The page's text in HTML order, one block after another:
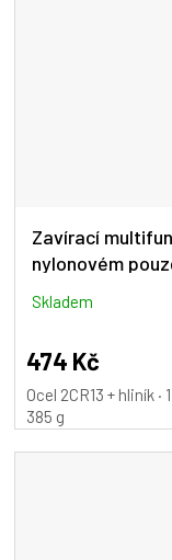
Zavírací
nylonovém
Skladem
474 Kč
Ocel 2CR13 + hliník
385 g